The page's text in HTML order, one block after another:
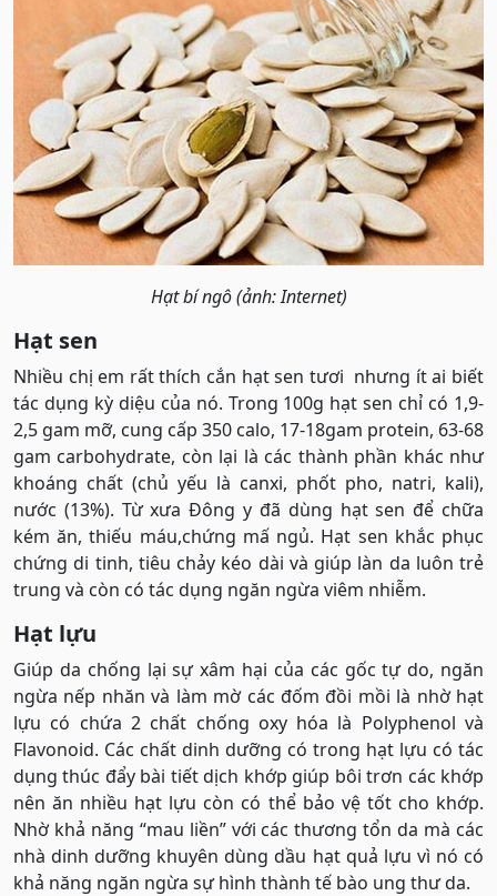
Hạt bí ngô (ảnh: Internet)
Hạt sen
Nhiều chị em rất thích cắn hạt sen tươi nhưng ít ai biết
tác dụng kỳ diệu của nó. Trong 100g hạt sen chỉ có 1,9-
2,5 gam mỡ, cung cấp 350 calo, 17-18gam protein, 63-68
gam carbohydrate, còn lại là các thành phần khác như
khoáng chất (chủ yếu là canxi, phốt pho, natri, kali),
nước (13%). Từ xưa Đông y đã dùng hạt sen để chữa
kém ăn, thiếu máu,chứng mấ ngủ. Hạt sen khắc phục
chứng di tinh, tiêu chảy kéo dài và giúp làn da luôn trẻ
trung và còn có tác dụng ngăn ngừa viêm nhiễm.
Hạt lựu
Giúp da chống lại sự xâm hại của các gốc tự do, ngăn
ngừa nếp nhăn và làm mờ các đốm đồi mồi là nhờ hạt
lựu có chứa 2 chất chống oxy hóa là Polyphenol và
Flavonoid. Các chất dinh dưỡng có trong hạt lựu có tác
dụng thúc đẩy bài tiết dịch khớp giúp bôi trơn các khớp
nên ăn nhiều hạt lựu còn có thể bảo vệ tốt cho khớp.
Nhờ khả năng “mau liền” với các thương tổn da mà các
nhà dinh dưỡng khuyên dùng dầu hạt quả lựu vì nó có
khả năng ngăn ngừa sự hình thành tế bào ung thư da.